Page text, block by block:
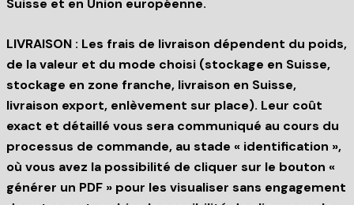
LIVRAISON : Les frais de livraison dépendent du poids,
de la valeur et du mode choisi (stockage en Suisse,
stockage en zone franche, livraison en Suisse,
livraison export, enlèvement sur place). Leur coût
exact et détaillé vous sera communiqué au cours du
processus de commande, au stade « identification »,
où vous avez la possibilité de cliquer sur le bouton «
générer un PDF » pour les visualiser sans engagement